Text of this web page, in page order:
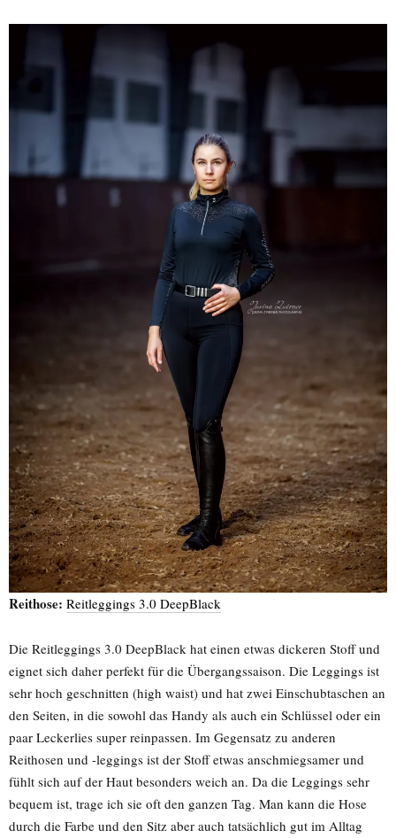
Reithose: Reitleggings 3.0 DeepBlack
Die Reitleggings 3.0 DeepBlack hat einen etwas dickeren Stoff und
eignet sich daher perfekt für die Übergangssaison. Die Leggings ist
sehr hoch geschnitten (high waist) und hat zwei Einschubtaschen an
den Seiten, in die sowohl das Handy als auch ein Schlüssel oder ein
paar Leckerlies super reinpassen. Im Gegensatz zu anderen
Reithosen und -leggings ist der Stoff etwas anschmiegsamer und
fühlt sich auf der Haut besonders weich an. Da die Leggings sehr
bequem ist, trage ich sie oft den ganzen Tag. Man kann die Hose
durch die Farbe und den Sitz aber auch tatsächlich gut im Alltag